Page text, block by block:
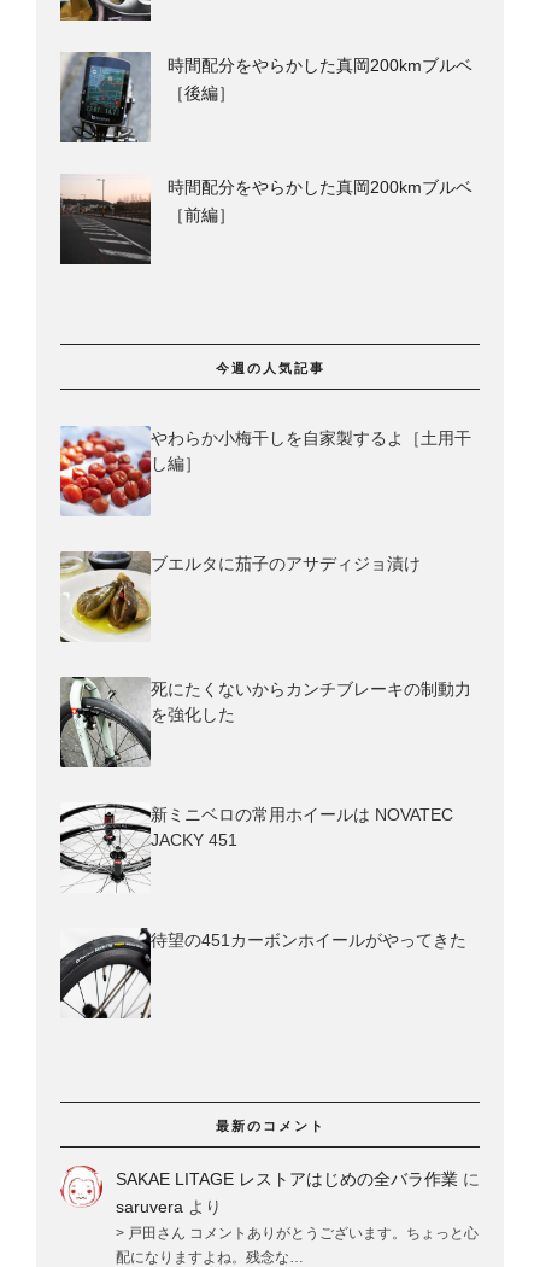
時間配分をやらかした真岡200kmブルベ
［後編］
時間配分をやらかした真岡200kmブルベ
［前編］
今週の人気記事
やわらか小梅干しを自家製するよ［土用干
し編］
ブエルタに茄子のアサディジョ漬け
死にたくないからカンチブレーキの制動力
を強化した
新ミニベロの常用ホイールは NOVATEC
JACKY 451
待望の451カーボンホイールがやってきた
最新のコメント
SAKAE LITAGE レストアはじめの全バラ作業に
saruvera より
> 戸田さん コメントありがとうございます。ちょっと心
配になりますよね。残念な…